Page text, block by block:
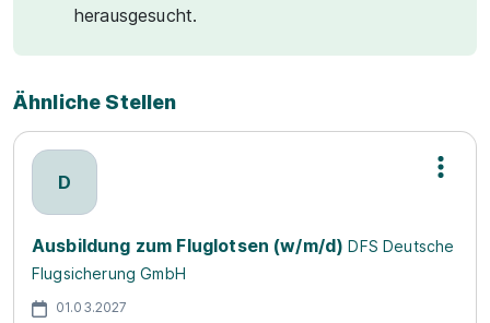
herausgesucht.
Ähnliche Stellen
D
Ausbildung zum Fluglotsen (w/m/d) DFS Deutsche
Flugsicherung GmbH
01.03.2027